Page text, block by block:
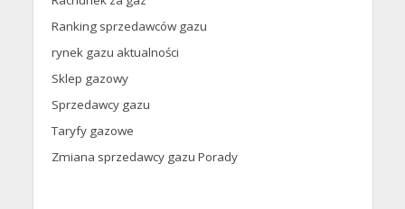
Ranking sprzedawców gazu
rynek gazu aktualności
Sklep gazowy
Sprzedawcy gazu
Taryfy gazowe
Zmiana sprzedawcy gazu Porady